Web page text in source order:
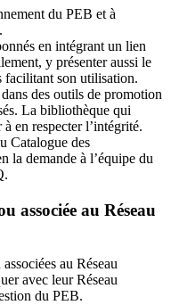
du PEB et à
en intégrant un lien
y présenter aussi le
facilitant son utilisation.
des outils de promotion
La bibliothèque qui
en respecter l’intégrité.
Catalogue des
la demande à l’équipe du
associée au Réseau
au Réseau
avec leur Réseau
du PEB.